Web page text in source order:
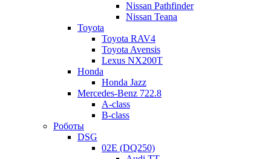
Nissan Pathfinder
Nissan Teana
Toyota
Toyota RAV4
Toyota Avensis
Lexus NX200T
Honda
Honda Jazz
Mercedes-Benz 722.8
A-class
B-class
Роботы
DSG
02E (DQ250)